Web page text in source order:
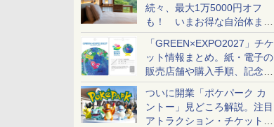
続々、最大1万5000円オフ
も！ いまお得な自治体まと
め
「GREEN×EXPO2027」チケ
ット情報まとめ。紙・電子の
販売店舗や購入手順、記念チ
ケットも解説
ついに開業「ポケパーク カ
ントー」見どころ解説。注目
アトラクション・チケット手